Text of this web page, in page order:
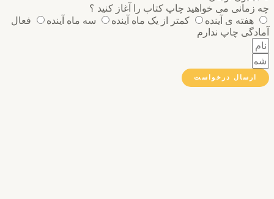
می خواهید چاپ کتاب را آغاز کنید ؟
هفته ی آینده
کمتر از یک ماه آینده سه ماه آینده
فعال
چاپ ندارم
درخواست